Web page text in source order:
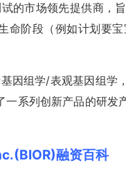
的市场领先提供商，
命阶段（例如计划要
因组学/表观基因组学
一系列创新产品的研
融资百科